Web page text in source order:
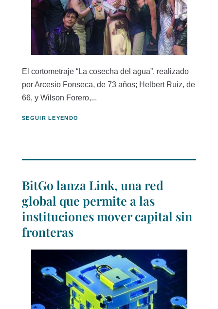
El cortometraje “La cosecha del agua”, realizado
por Arcesio Fonseca, de 73 años; Helbert Ruiz, de
66, y Wilson Forero,...
SEGUIR LEYENDO
BitGo lanza Link, una red
global que permite a las
instituciones mover capital sin
fronteras